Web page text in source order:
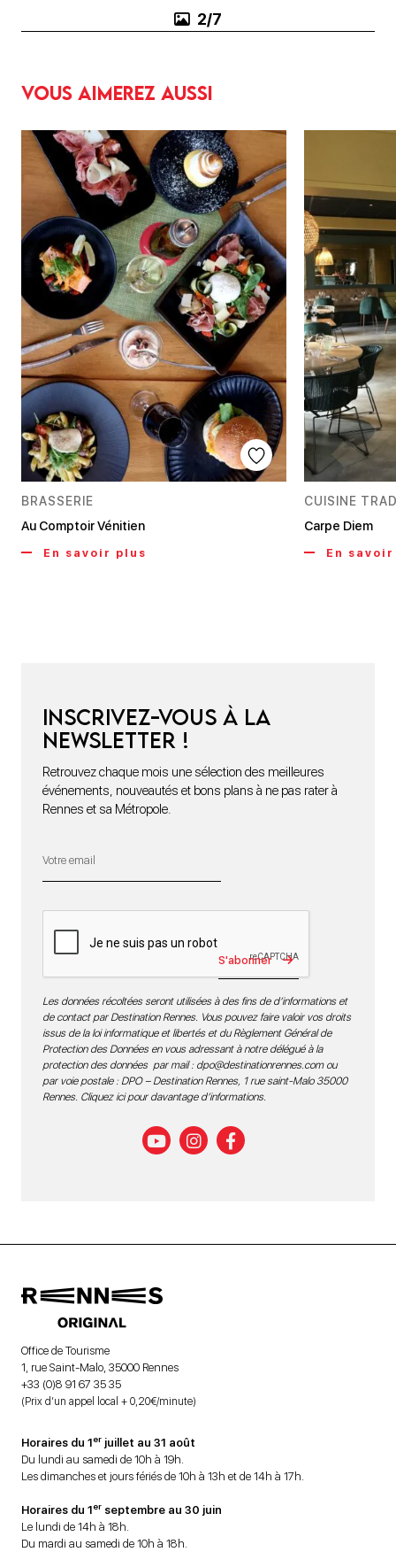
2/7
Vous aimerez aussi
BRASSERIE
Au Comptoir Vénitien
En savoir plus
CUISINE
Carpe Diem
En
Inscrivez-vous à la
newsletter !
Retrouvez chaque mois une sélection des meilleures
événements, nouveautés et bons plans à ne pas rater à
Rennes et sa Métropole.
S'abonner
Les données récoltées seront utilisées à des fins de d’informations et
de contact par Destination Rennes. Vous pouvez faire valoir vos droits
issus de la loi informatique et libertés et du Règlement Général de
Protection des Données en vous adressant à notre délégué à la
protection des données par mail : dpo@destinationrennes.comou
par voie postale : DPO – Destination Rennes, 1 rue saint-Malo 35000
Rennes. Cliquez ici pour davantage d’informations.
Office de Tourisme
1, rue Saint-Malo, 35000 Rennes
+33 (0)8 91 67 35 35
(Prix d’un appel local + 0,20€/minute)
Horaires du 1er juillet au 31 août
Du lundi au samedi de 10h à 19h.
Les dimanches et jours fériés de 10h à 13h et de 14h à 17h.
Horaires du 1er septembre au 30 juin
Le lundi de 14h à 18h.
Du mardi au samedi de 10h à 18h.